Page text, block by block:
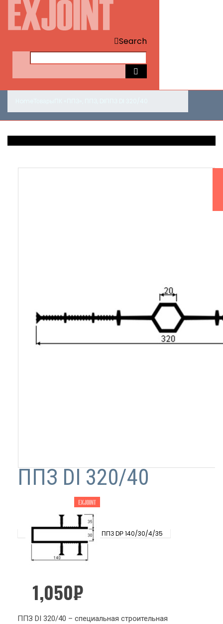
Search
ППЗ DI 320/40
ППЗ DР 140/30/4/35
1,050₽
ППЗ DI 320/40 – специальная строительная